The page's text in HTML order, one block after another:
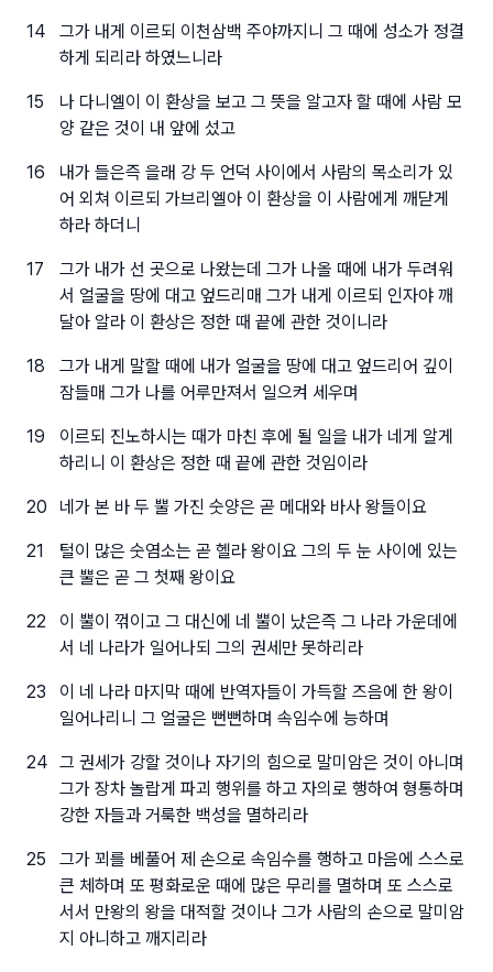
14
그가 내게 이르되 이천삼백 주야까지니 그 때에 성소가 정결
하게 되리라 하였느니라
15
나 다니엘이 이 환상을 보고 그 뜻을 알고자 할 때에 사람 모
양 같은 것이 내 앞에 섰고
16
내가 들은즉 을래 강 두 언덕 사이에서 사람의 목소리가 있
어 외쳐 이르되 가브리엘아 이 환상을 이 사람에게 깨닫게
하라 하더니
17
그가 내가 선 곳으로 나왔는데 그가 나올 때에 내가 두려워
서 얼굴을 땅에 대고 엎드리매 그가 내게 이르되 인자야 깨
달아 알라 이 환상은 정한 때 끝에 관한 것이니라
18
그가 내게 말할 때에 내가 얼굴을 땅에 대고 엎드리어 깊이
잠들매 그가 나를 어루만져서 일으켜 세우며
19
이르되 진노하시는 때가 마친 후에 될 일을 내가 네게 알게
하리니 이 환상은 정한 때 끝에 관한 것임이라
20 네가 본 바 두 뿔 가진 숫양은 곧 메대와 바사 왕들이요
21
털이 많은 숫염소는 곧 헬라 왕이요 그의 두 눈 사이에 있는
큰 뿔은 곧 그 첫째 왕이요
22
이 뿔이 꺾이고 그 대신에 네 뿔이 났은즉 그 나라 가운데에
서 네 나라가 일어나되 그의 권세만 못하리라
23
이 네 나라 마지막 때에 반역자들이 가득할 즈음에 한 왕이
일어나리니 그 얼굴은 뻔뻔하며 속임수에 능하며
24 그 권세가 강할 것이나 자기의 힘으로 말미암은 것이 아니며
그가 장차 놀랍게 파괴 행위를 하고 자의로 행하여 형통하며
강한 자들과 거룩한 백성을 멸하리라
25
그가 꾀를 베풀어 제 손으로 속임수를 행하고 마음에 스스로
큰 체하며 또 평화로운 때에 많은 무리를 멸하며 또 스스로
서서 만왕의 왕을 대적할 것이나 그가 사람의 손으로 말미암
지 아니하고 깨지리라